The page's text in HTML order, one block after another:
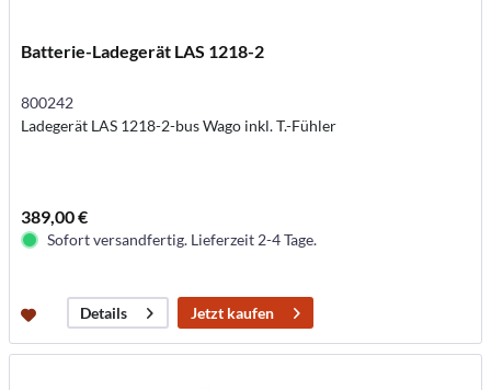
Batterie-Ladegerät LAS 1218-2
800242
Ladegerät LAS 1218-2-bus Wago inkl. T.-Fühler
389,00 €
Sofort versandfertig. Lieferzeit 2-4 Tage.
Details Jetzt kaufen